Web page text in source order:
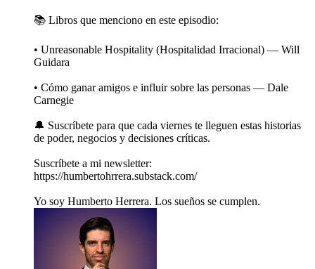
📚 Libros que menciono en este episodio:
• Unreasonable Hospitality (Hospitalidad Irracional) — Will
Guidara
• Cómo ganar amigos e influir sobre las personas — Dale
Carnegie
🔔 Suscríbete para que cada viernes te lleguen estas historias
de poder, negocios y decisiones críticas.
Suscríbete a mi newsletter:
https://humbertohrrera.substack.com/
Yo soy Humberto Herrera. Los sueños se cumplen.